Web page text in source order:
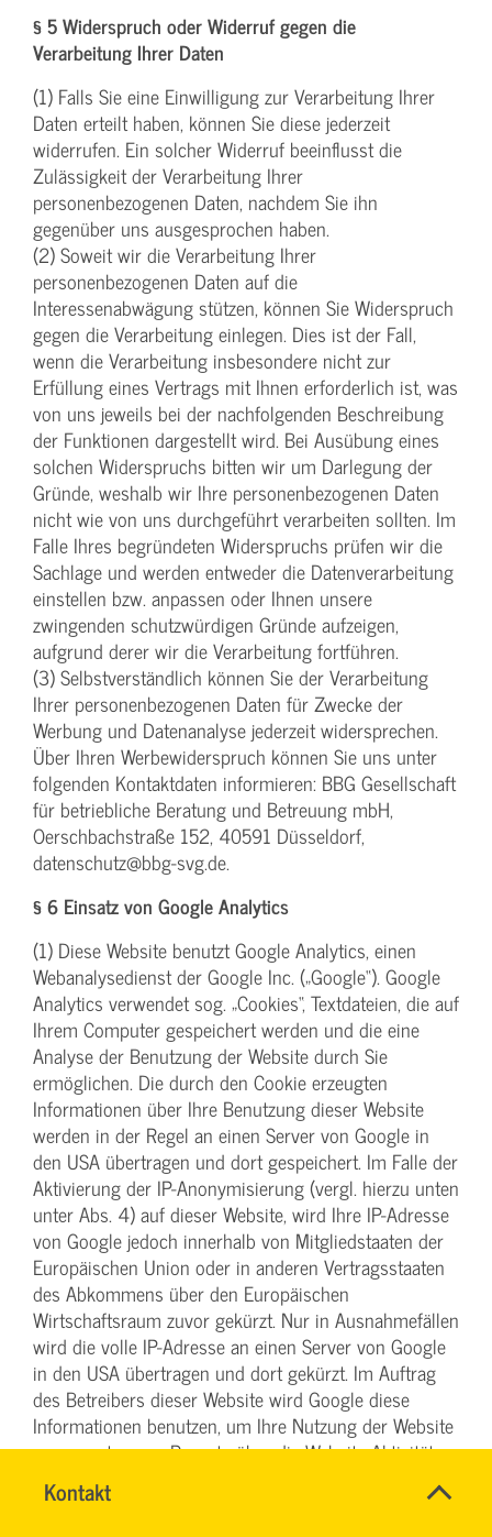
Kontakt
Name*
SVG-
Wiki
§ 5 Widerspruch oder Widerruf gegen die
Verarbeitung Ihrer Daten
(1) Falls Sie eine Einwilligung zur Verarbeitung Ihrer
Daten erteilt haben, können Sie diese jederzeit
widerrufen. Ein solcher Widerruf beeinflusst die
Zulässigkeit der Verarbeitung Ihrer
personenbezogenen Daten, nachdem Sie ihn
gegenüber uns ausgesprochen haben.
(2) Soweit wir die Verarbeitung Ihrer
personenbezogenen Daten auf die
Interessenabwägung stützen, können Sie Widerspruch
gegen die Verarbeitung einlegen. Dies ist der Fall,
wenn die Verarbeitung insbesondere nicht zur
Erfüllung eines Vertrags mit Ihnen erforderlich ist, was
von uns jeweils bei der nachfolgenden Beschreibung
der Funktionen dargestellt wird. Bei Ausübung eines
solchen Widerspruchs bitten wir um Darlegung der
Gründe, weshalb wir Ihre personenbezogenen Daten
nicht wie von uns durchgeführt verarbeiten sollten. Im
Falle Ihres begründeten Widerspruchs prüfen wir die
Sachlage und werden entweder die Datenverarbeitung
einstellen bzw. anpassen oder Ihnen unsere
zwingenden schutzwürdigen Gründe aufzeigen,
aufgrund derer wir die Verarbeitung fortführen.
(3) Selbstverständlich können Sie der Verarbeitung
Ihrer personenbezogenen Daten für Zwecke der
Werbung und Datenanalyse jederzeit widersprechen.
Über Ihren Werbewiderspruch können Sie uns unter
folgenden Kontaktdaten informieren: BBG Gesellschaft
für betriebliche Beratung und Betreuung mbH,
Oerschbachstraße 152, 40591 Düsseldorf,
datenschutz@bbg-svg.de.
§ 6 Einsatz von Google Analytics
(1) Diese Website benutzt Google Analytics, einen
Webanalysedienst der Google Inc. („Google“). Google
Analytics verwendet sog. „Cookies“, Textdateien, die auf
Ihrem Computer gespeichert werden und die eine
Analyse der Benutzung der Website durch Sie
ermöglichen. Die durch den Cookie erzeugten
Informationen über Ihre Benutzung dieser Website
werden in der Regel an einen Server von Google in
den USA übertragen und dort gespeichert. Im Falle der
Aktivierung der IP-Anonymisierung (vergl. hierzu unten
unter Abs. 4) auf dieser Website, wird Ihre IP-Adresse
von Google jedoch innerhalb von Mitgliedstaaten der
Europäischen Union oder in anderen Vertragsstaaten
des Abkommens über den Europäischen
Wirtschaftsraum zuvor gekürzt. Nur in Ausnahmefällen
wird die volle IP-Adresse an einen Server von Google
in den USA übertragen und dort gekürzt. Im Auftrag
des Betreibers dieser Website wird Google diese
Informationen benutzen, um Ihre Nutzung der Website
auszuwerten, um Reports über die Website-Aktivitäten
zusammenzustellen und um weitere mit der Website-
Nutzung und der Internetnutzung verbundene